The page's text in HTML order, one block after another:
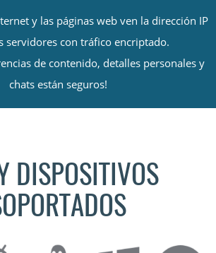
y las páginas web ven la dirección IP
servidores con tráfico encriptado.
de contenido, detalles personales y
chats están seguros!
DISPOSITIVOS